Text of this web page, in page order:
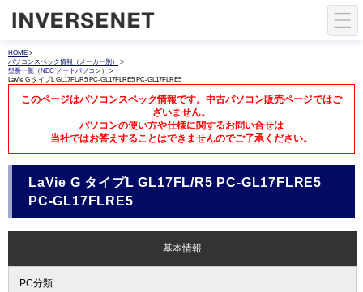
HOME >
パソコンスペック情報（メーカー別）
>
型番一覧（NEC ノートパソコン）
>
LaVie G タイプL GL17FL/R5 PC-GL17FLRE5 PC-GL17FLRE5
このページはパソコンスペック情報です。中古パソコン販売ページではご
ざいません。
パソコンの使い方や仕様に関するお問い合せは
当社ではお答えすることはできませんのでご了承ください。
LaVie G タイプL GL17FL/R5 PC-GL17FLRE5
PC-GL17FLRE5
基本情報
PC分類